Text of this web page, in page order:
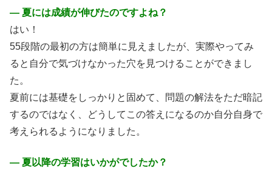
― 夏には成績が伸びたのですよね？
はい！
55段階の最初の方は簡単に見えましたが、実際やってみ
ると自分で気づけなかった穴を見つけることができまし
た。
夏前には基礎をしっかりと固めて、問題の解法をただ暗記
するのではなく、どうしてこの答えになるのか自分自身で
考えられるようになりました。
― 夏以降の学習はいかがでしたか？